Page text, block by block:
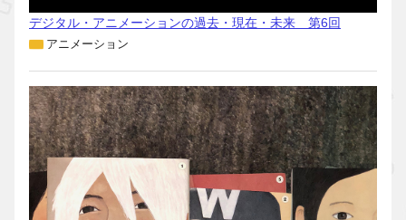
デジタル・アニメーションの過去・現在・未来 第6回
アニメーション